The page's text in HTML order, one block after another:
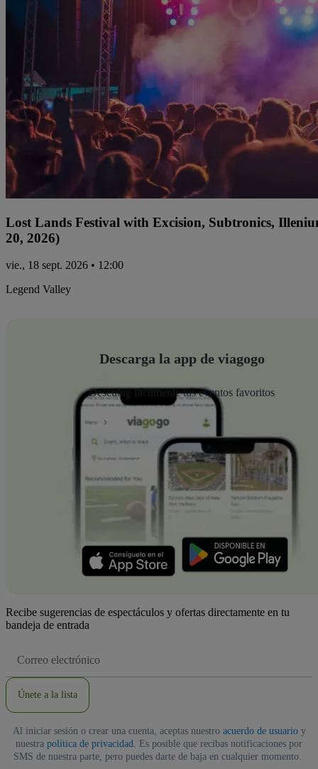
Lost Lands Festival with Excision, Subtronics,
20, 2026)
vie., 18 sept. 2026 • 12:00
Legend Valley
Descarga la app de viagogo
Descubre fácilmente tus eventos favoritos
Recibe sugerencias de espectáculos y ofertas directamente en tu
bandeja de entrada
de
Únete a la lista
Al iniciar sesión o crear una cuenta, aceptas nuestro acuerdo de usuarioy
nuestra política de privacidad. Es posible que recibas notificaciones por
SMS de nuestra parte, pero puedes darte de baja en cualquier momento.